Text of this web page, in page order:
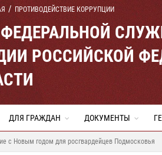
ПРОТИВОДЕЙСТВИЕ КОРРУПЦИИ
ФЕДЕРАЛЬНОЙ
РОССИЙСКОЙ
ДЛЯ ГРАЖДАН ДОКУМЕНТЫ
с Новым годом для росгвардейцев Подмосковья